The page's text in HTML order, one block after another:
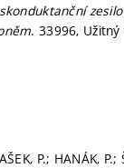
. 33996,
P.; HANÁK, P.;